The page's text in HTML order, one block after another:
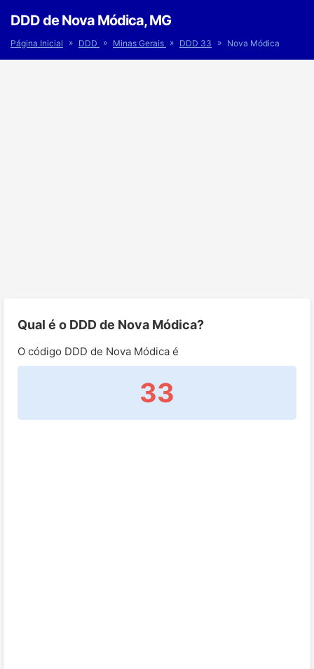
DDD de Nova Módica, MG
Página Inicial » DDD » Minas Gerais » DDD 33 » Nova Módica
Qual é o DDD de Nova Módica?
O código DDD de Nova Módica é
33